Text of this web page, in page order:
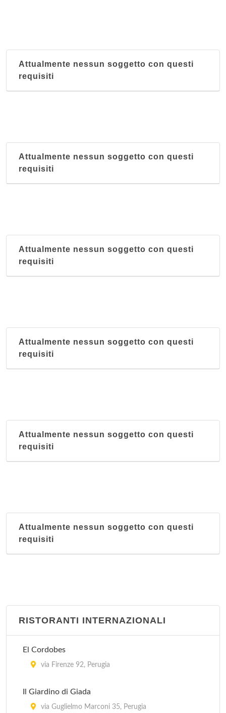
Attualmente nessun soggetto con questi
requisiti
Attualmente nessun soggetto con questi
requisiti
Attualmente nessun soggetto con questi
requisiti
Attualmente nessun soggetto con questi
requisiti
Attualmente nessun soggetto con questi
requisiti
Attualmente nessun soggetto con questi
requisiti
RISTORANTI INTERNAZIONALI
El Cordobes
via Firenze 92, Perugia
Il Giardino di Giada
via Guglielmo Marconi 35, Perugia